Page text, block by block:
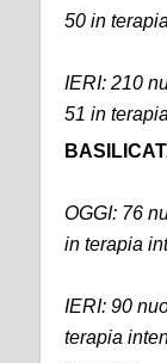
50 in
IERI: 210
51 in
OGGI: 76
in terapia
IERI: 90
terapia